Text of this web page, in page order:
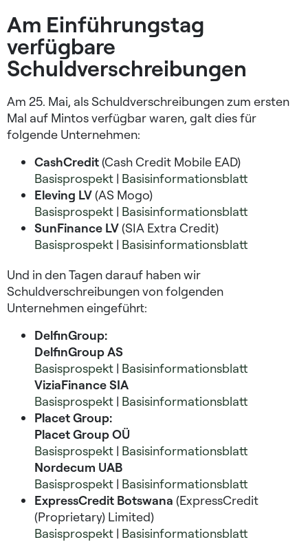
Am Einführungstag
verfügbare
Schuldverschreibungen
Am 25. Mai, als Schuldverschreibungen zum ersten
Mal auf Mintos verfügbar waren, galt dies für
folgende Unternehmen:
CashCredit(Cash Credit Mobile EAD)
Basisprospekt | Basisinformationsblatt
Eleving LV(AS Mogo)
Basisprospekt | Basisinformationsblatt
SunFinance LV(SIA Extra Credit)
Basisprospekt | Basisinformationsblatt
Und in den Tagen darauf haben wir
Schuldverschreibungen von folgenden
Unternehmen eingeführt:
DelfinGroup:
DelfinGroup AS
Basisprospekt | Basisinformationsblatt
ViziaFinance SIA
Basisprospekt | Basisinformationsblatt
Placet Group:
Placet Group OÜ
Basisprospekt | Basisinformationsblatt
Nordecum UAB
Basisprospekt | Basisinformationsblatt
ExpressCredit Botswana (ExpressCredit
(Proprietary) Limited)
Basisprospekt | Basisinformationsblatt